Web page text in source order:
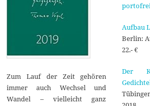
Zum Lauf der Zeit gehören
immer auch Wechsel und
Wandel – vielleicht ganz
Aufbau
Berlin:
22.- €
Der